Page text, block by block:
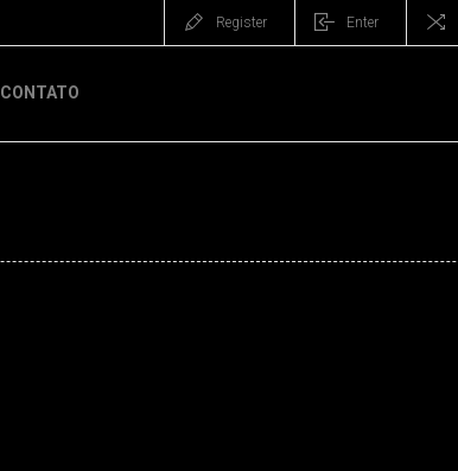
Register Enter
CONTATO